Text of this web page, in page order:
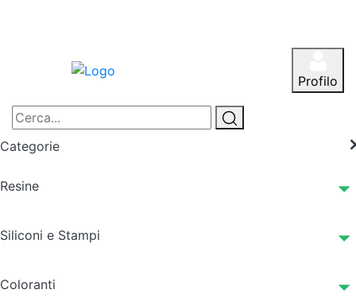
Profilo
Categorie
Resine
Siliconi e Stampi
Coloranti